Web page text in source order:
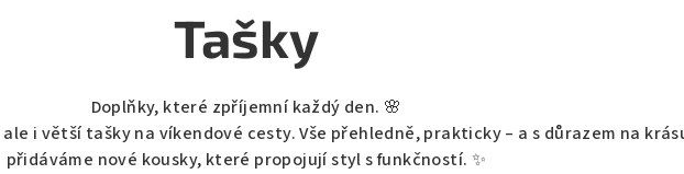
Tašky
Doplňky, které zpříjemní každý den. 🌸
i větší tašky na víkendové cesty. Vše přehledně, prakticky – a s důrazem na
přidáváme nové kousky, které propojují styl s funkčností. ✨